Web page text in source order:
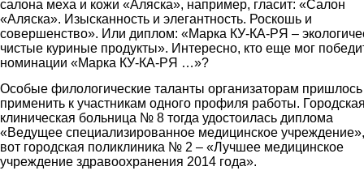
салона меха и кожи «Аляска», например, гласит: «Салон
«Аляска». Изысканность и элегантность. Роскошь и
совершенство». Или диплом: «Марка КУ-КА-РЯ –
чистые куриные продукты». Интересно, кто еще мог
номинации «Марка КУ-КА-РЯ …»?
Особые филологические таланты организаторам пришлось
применить к участникам одного профиля работы.
клиническая больница № 8 тогда удостоилась диплома
«Ведущее специализированное медицинское
вот городская поликлиника № 2 – «Лучшее медицинское
учреждение здравоохранения 2014 года».